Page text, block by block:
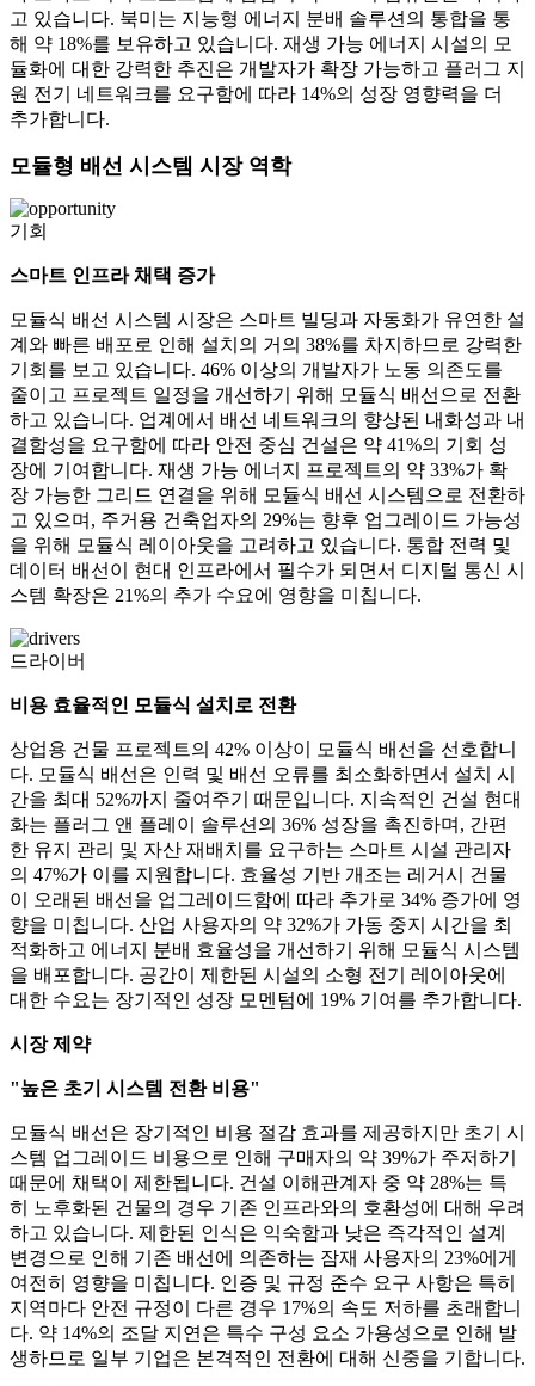
고 있습니다. 북미는 지능형 에너지 분배 솔루션의 통합을 통
해 약 18%를 보유하고 있습니다. 재생 가능 에너지 시설의 모
듈화에 대한 강력한 추진은 개발자가 확장 가능하고 플러그 지
원 전기 네트워크를 요구함에 따라 14%의 성장 영향력을 더
추가합니다.
모듈형 배선 시스템 시장 역학
기회
스마트 인프라 채택 증가
모듈식 배선 시스템 시장은 스마트 빌딩과 자동화가 유연한 설
계와 빠른 배포로 인해 설치의 거의 38%를 차지하므로 강력한
기회를 보고 있습니다. 46% 이상의 개발자가 노동 의존도를
줄이고 프로젝트 일정을 개선하기 위해 모듈식 배선으로 전환
하고 있습니다. 업계에서 배선 네트워크의 향상된 내화성과 내
결함성을 요구함에 따라 안전 중심 건설은 약 41%의 기회 성
장에 기여합니다. 재생 가능 에너지 프로젝트의 약 33%가 확
장 가능한 그리드 연결을 위해 모듈식 배선 시스템으로 전환하
고 있으며, 주거용 건축업자의 29%는 향후 업그레이드 가능성
을 위해 모듈식 레이아웃을 고려하고 있습니다. 통합 전력 및
데이터 배선이 현대 인프라에서 필수가 되면서 디지털 통신 시
스템 확장은 21%의 추가 수요에 영향을 미칩니다.
드라이버
비용 효율적인 모듈식 설치로 전환
상업용 건물 프로젝트의 42% 이상이 모듈식 배선을 선호합니
다. 모듈식 배선은 인력 및 배선 오류를 최소화하면서 설치 시
간을 최대 52%까지 줄여주기 때문입니다. 지속적인 건설 현대
화는 플러그 앤 플레이 솔루션의 36% 성장을 촉진하며, 간편
한 유지 관리 및 자산 재배치를 요구하는 스마트 시설 관리자
의 47%가 이를 지원합니다. 효율성 기반 개조는 레거시 건물
이 오래된 배선을 업그레이드함에 따라 추가로 34% 증가에 영
향을 미칩니다. 산업 사용자의 약 32%가 가동 중지 시간을 최
적화하고 에너지 분배 효율성을 개선하기 위해 모듈식 시스템
을 배포합니다. 공간이 제한된 시설의 소형 전기 레이아웃에
대한 수요는 장기적인 성장 모멘텀에 19% 기여를 추가합니다.
시장 제약
"높은 초기 시스템 전환 비용"
모듈식 배선은 장기적인 비용 절감 효과를 제공하지만 초기 시
스템 업그레이드 비용으로 인해 구매자의 약 39%가 주저하기
때문에 채택이 제한됩니다. 건설 이해관계자 중 약 28%는 특
히 노후화된 건물의 경우 기존 인프라와의 호환성에 대해 우려
하고 있습니다. 제한된 인식은 익숙함과 낮은 즉각적인 설계
변경으로 인해 기존 배선에 의존하는 잠재 사용자의 23%에게
여전히 영향을 미칩니다. 인증 및 규정 준수 요구 사항은 특히
지역마다 안전 규정이 다른 경우 17%의 속도 저하를 초래합니
다. 약 14%의 조달 지연은 특수 구성 요소 가용성으로 인해 발
생하므로 일부 기업은 본격적인 전환에 대해 신중을 기합니다.